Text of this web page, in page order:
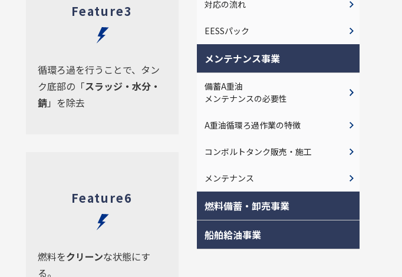
Feature3
循環ろ過を行うことで、タン
ク底部の「スラッジ・水分・
錆」を除去
Feature6
燃料をクリーンな状態にす
る。
対応の流れ
EESSパック
メンテナンス事業
備蓄A重油
メンテナンスの必要性
A重油循環ろ過作業の特徴
コンボルトタンク販売・施工
メンテナンス
燃料備蓄・卸売事業
船舶給油事業